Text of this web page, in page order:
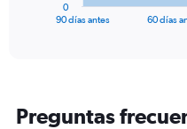
categories.
90 días antes 60 días
0
Preguntas